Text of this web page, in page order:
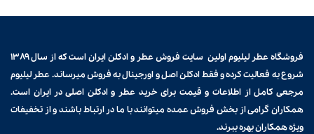
فروشگاه عطر لیلیوم اولین سایت فروشعطر و ادکلن
ایران است که از سال ۱۳۸۹
شروع به فعالیت کرده و فقط ادکلن اصل و اورجینال به فروش میرساند. عطر لیلیوم
مرجعی کامل از اطلاعات و قیمت برایخرید عطر و ادکلن اصلی در ایران است.
همکاران گرامی از بخش فروش عمده میتوانند با ما در ارتباط باشند و از تخفیفات
ویژه همکاران بهره ببرند.